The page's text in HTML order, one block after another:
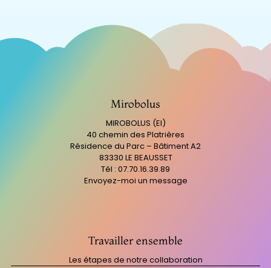
Mirobolus
MIROBOLUS (EI)
40 chemin des Platrières
Résidence du Parc – Bâtiment A2
83330 LE BEAUSSET
Tél : 07.70.16.39.89
Envoyez-moi un message
Travailler ensemble
Les étapes de notre collaboration